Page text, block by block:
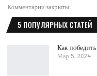
Комментарии закрыты.
5 ПОПУЛЯРНЫХ СТАТЕЙ
Как
Мар 5, 2024